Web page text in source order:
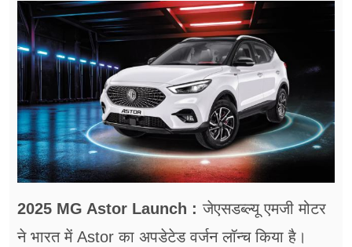
जीवन मंत्रा
फूड
सेहत
ब्‍यूटी
जॉब्स
शिक्षा
2025 MG Astor Launch : जेएसडब्ल्यू एमजी मोटर
ने भारत में Astor का अपडेटेड वर्जन लॉन्च किया है।